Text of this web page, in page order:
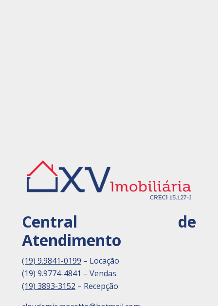
Central de
Atendimento
(19) 9.9841-0199 – Locação
(19) 9.9774-4841 – Vendas
(19) 3893-3152 – Recepção